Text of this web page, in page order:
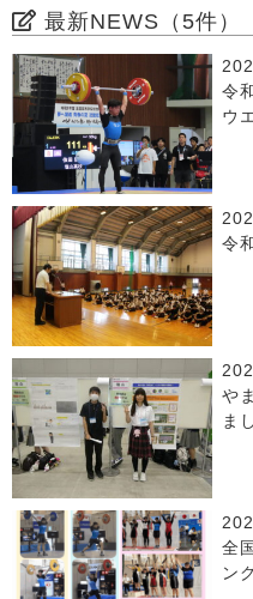
最新NEWS（5件）
令
ウ
令
や
ま
全
ン